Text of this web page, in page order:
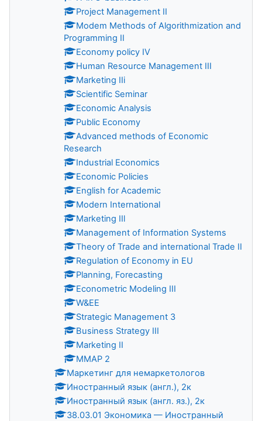
Project Management II
Modem Methods of Algorithmization and
Programming II
Economy policy IV
Human Resource Management III
Marketing IIi
Scientific Seminar
Economic Analysis
Public Economy
Advanced methods of Economic
Research
Industrial Economics
Economiс Policies
English for Academic
Modern International
Marketing IIl
Management of Information Systems
Theory of Trade and international Trade II
Regulation of Economy in EU
Planning, Forecasting
Econometric Modeling III
W&EE
Strategic Management 3
Business Strategy III
Marketing II
MMAP 2
Маркетинг для немаркетологов
Иностранный язык (англ.), 2к
Иностранный язык (англ. яз.), 2к
38.03.01 Экономика — Иностранный